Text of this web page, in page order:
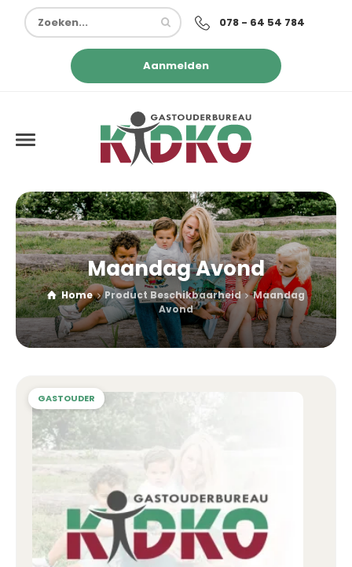
078 - 64 54 784
Aanmelden
Maandag Avond
Home Product Beschikbaarheid
Maandag
Avond